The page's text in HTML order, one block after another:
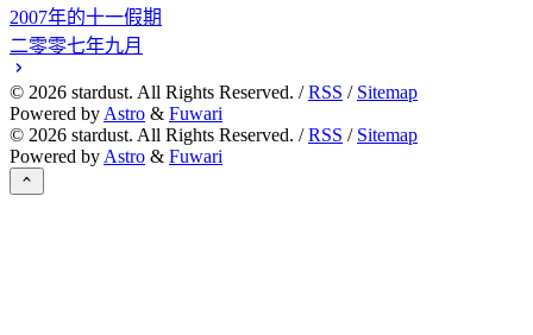
2007年的十一假期
二零零七年九月
© 2026 stardust. All Rights Reserved. /RSS / Sitemap
Powered by Astro & Fuwari
© 2026 stardust. All Rights Reserved. /RSS / Sitemap
Powered by Astro & Fuwari